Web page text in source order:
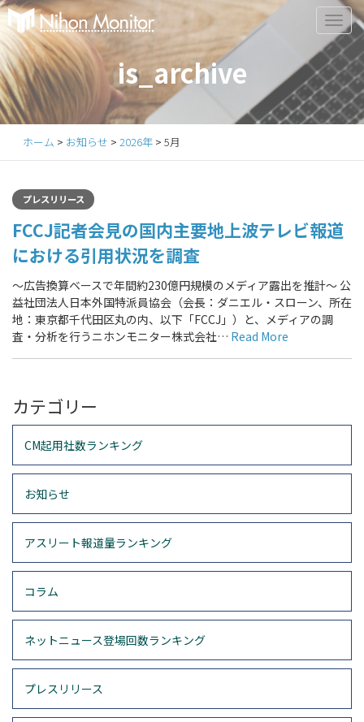
Primary
Menu
S
i
p
t
o
c
is_archive
ホーム > お知らせ > 2026年 > 5月
プレスリリース
FCCJ記者会見の国内主要地上波テレビ報道
における引用状況を調査
〜広告換算ベースで年間約230億円規模のメディア露出を推計〜 公
益社団法人日本外国特派員協会（会長：ダニエル・スローン、所在
地：東京都千代田区丸の内、以下「FCCJ」）と、メディアの調
査・分析を行うニホンモニター株式会社… Read More
カテゴリー
CM起用社数ランキング
お知らせ
アスリート報道量ランキング
コラム
ネットニュース登場回数ランキング
プレスリリース